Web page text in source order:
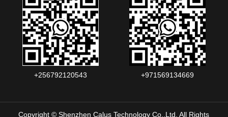
+256792120543‬ +971569134669
Copyright © Shenzhen Calus Technology Co.,Ltd. All Rights